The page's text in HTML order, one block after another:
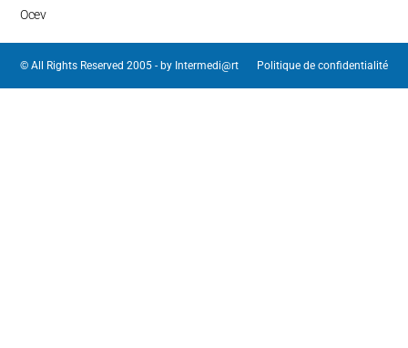
Ocev
© All Rights Reserved 2005 - by Intermedi@rt Politique de confidentialité